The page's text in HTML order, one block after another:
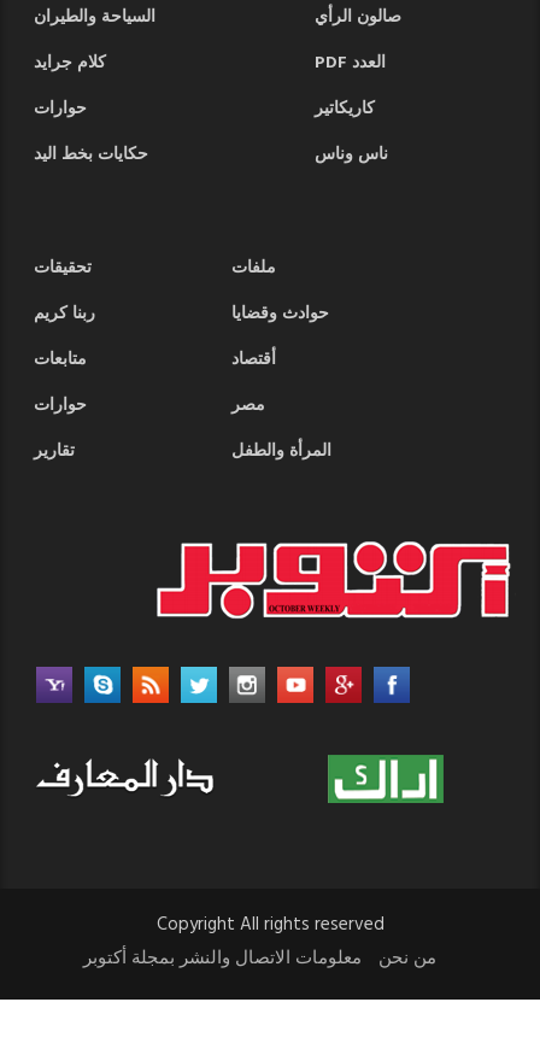
صالون الرأي
السياحة والطيران
العدد PDF
كلام جرايد
كاريكاتير
حوارات
ناس وناس
حكايات بخط اليد
ملفات
تحقيقات
حوادث وقضايا
ربنا كريم
أقتصاد
متابعات
مصر
حوارات
المرأة والطفل
تقارير
Copyright All rights reserved
من نحن
معلومات الاتصال والنشر بمجلة أكتوبر